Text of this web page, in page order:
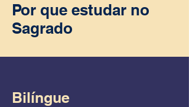
Por que estudar no
Sagrado
Bilíngue